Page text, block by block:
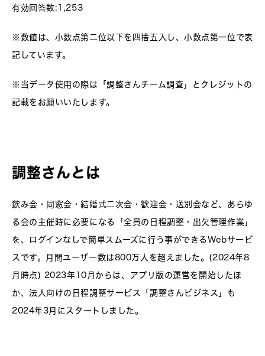
有効回答数:1,253
※数値は、小数点第二位以下を四捨五入し、小数点第一位で表
記しています。
※当データ使用の際は「調整さんチーム調査」とクレジットの
記載をお願いいたします。
調整さんとは
飲み会・同窓会・結婚式二次会・歓迎会・送別会など、あらゆ
る会の主催時に必要になる「全員の日程調整・出欠管理作業」
を、ログインなしで簡単スムーズに行う事ができるWebサービ
スです。月間ユーザー数は800万人を超えました。(2024年8
月時点) 2023年10月からは、アプリ版の運営を開始したほ
か、法人向けの日程調整サービス「調整さんビジネス」も
2024年3月にスタートしました。